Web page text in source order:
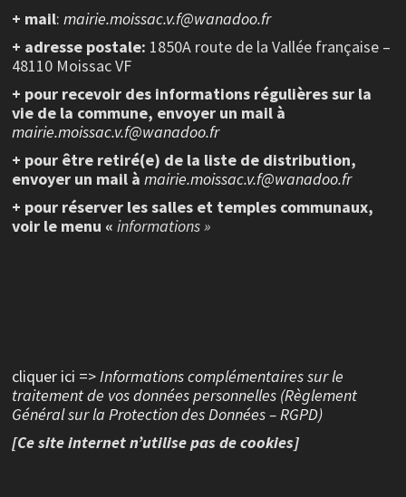
+ mail: mairie.moissac.v.f@wanadoo.fr
+ adresse postale: 1850A route de la Vallée française –
48110 Moissac VF
+ pour recevoir des informations régulières sur la
vie de la commune, envoyer un mail à
mairie.moissac.v.f@wanadoo.fr
+ pour être retiré(e) de la liste de distribution,
envoyer un mail à mairie.moissac.v.f@wanadoo.fr
+ pour réserver les salles et temples communaux,
voir le menu « informations »
cliquer ici =>Informations complémentaires sur le
traitement de vos données personnelles (Règlement
Général sur la Protection des Données – RGPD)
[Ce site internet n’utilise pas de cookies]